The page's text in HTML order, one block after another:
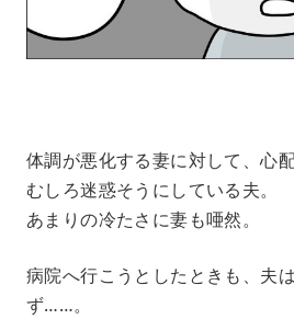
体調が悪化する妻に対して、心
むしろ迷惑そうにしている夫。
あまりの冷たさに妻も唖然。
病院へ行こうとしたときも、夫
ず……。